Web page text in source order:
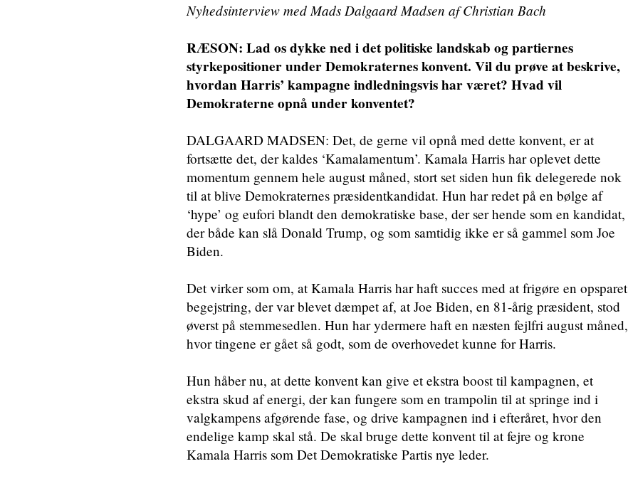
Nyhedsinterview med Mads Dalgaard Madsen af Christian Bach
RÆSON: Lad os dykke ned i det politiske landskab og partiernes
styrkepositioner under Demokraternes konvent. Vil du prøve at beskrive,
hvordan Harris’ kampagne indledningsvis har været? Hvad vil
Demokraterne opnå under konventet?
DALGAARD MADSEN: Det, de gerne vil opnå med dette konvent, er at
fortsætte det, der kaldes ‘Kamalamentum’. Kamala Harris har oplevet dette
momentum gennem hele august måned, stort set siden hun fik delegerede nok
til at blive Demokraternes præsidentkandidat. Hun har redet på en bølge af
‘hype’ og eufori blandt den demokratiske base, der ser hende som en kandidat,
der både kan slå Donald Trump, og som samtidig ikke er så gammel som Joe
Biden.
Det virker som om, at Kamala Harris har haft succes med at frigøre en opsparet
begejstring, der var blevet dæmpet af, at Joe Biden, en 81-årig præsident, stod
øverst på stemmesedlen. Hun har ydermere haft en næsten fejlfri august måned,
hvor tingene er gået så godt, som de overhovedet kunne for Harris.
Hun håber nu, at dette konvent kan give et ekstra boost til kampagnen, et
ekstra skud af energi, der kan fungere som en trampolin til at springe ind i
valgkampens afgørende fase, og drive kampagnen ind i efteråret, hvor den
endelige kamp skal stå. De skal bruge dette konvent til at fejre og krone
Kamala Harris som Det Demokratiske Partis nye leder.